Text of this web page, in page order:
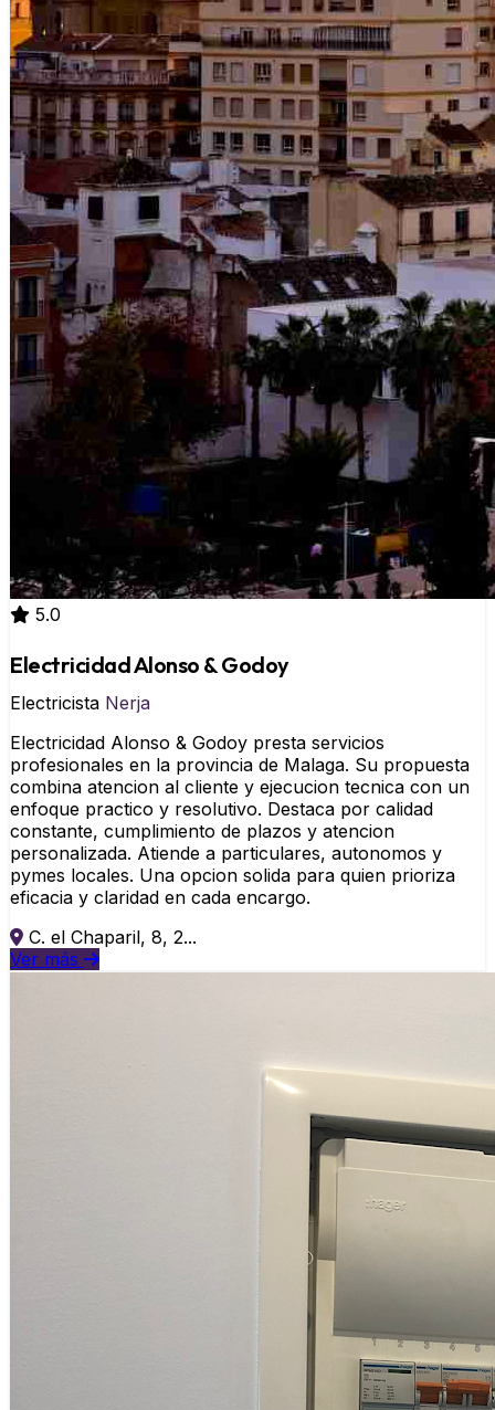
5.0
Electricidad Alonso & Godoy
Electricista Nerja
Electricidad Alonso & Godoy presta servicios
profesionales en la provincia de Malaga. Su propuesta
combina atencion al cliente y ejecucion tecnica con un
enfoque practico y resolutivo. Destaca por calidad
constante, cumplimiento de plazos y atencion
personalizada. Atiende a particulares, autonomos y
pymes locales. Una opcion solida para quien prioriza
eficacia y claridad en cada encargo.
C. el Chaparil, 8, 2...
Ver más